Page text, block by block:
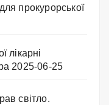
прокурорської
лікарні
2025-06-25
світло.